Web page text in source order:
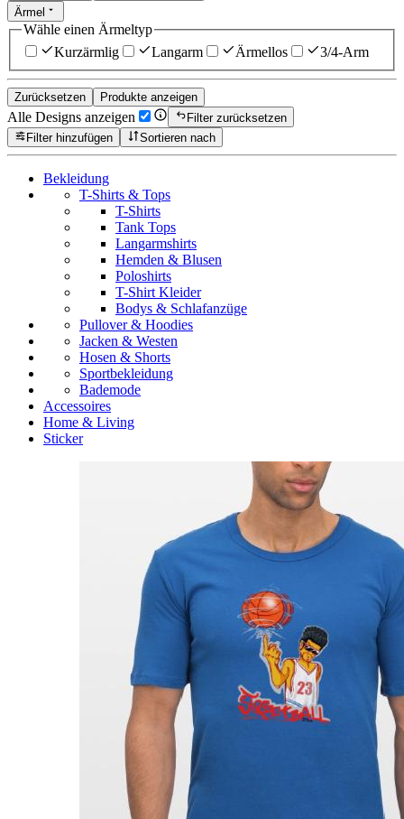
Ärmel
Wähle einen Ärmeltyp
Kurzärmlig
Langarm Ärmellos 3/4-Arm
Zurücksetzen Produkte anzeigen
Alle Designs anzeigen
Filter zurücksetzen
Filter hinzufügen
Sortieren nach
Bekleidung
T-Shirts & Tops
T-Shirts
Tank Tops
Langarmshirts
Hemden & Blusen
Poloshirts
T-Shirt Kleider
Bodys & Schlafanzüge
Pullover & Hoodies
Jacken & Westen
Hosen & Shorts
Sportbekleidung
Bademode
Accessoires
Home & Living
Sticker